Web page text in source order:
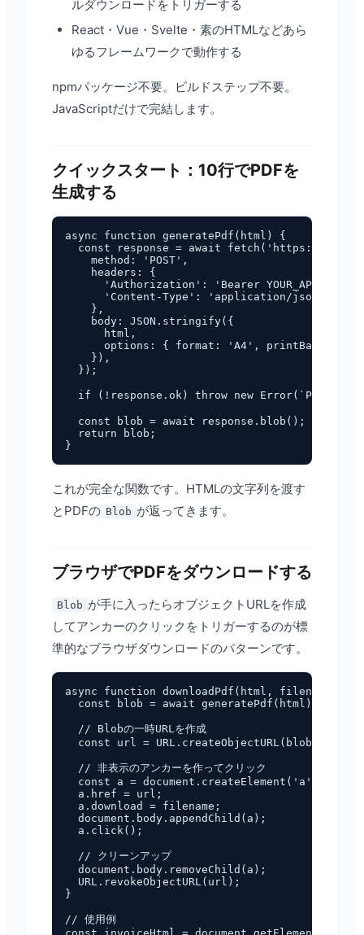
ルダウンロードをトリガーする
React・Vue・Svelte・素のHTMLなどあら
ゆるフレームワークで動作する
npmパッケージ不要。ビルドステップ不要。
JavaScriptだけで完結します。
クイックスタート：10行でPDFを
生成する
async function generatePdf(html) {
const response = await fetch('https://
    method: 'POST',
    headers: {
      'Authorization': 'Bearer YOUR_API_KEY',
      'Content-Type': 'application/json',
    },
    body: JSON.stringify({
      html,
options: { format: 'A4',
    }),
  });
if (!response.ok) throw new Error(`PDF生成に
  const blob = await response.blob();
  return blob;
これが完全な関数です。HTMLの文字列を渡す
とPDFの Blob が返ってきます。
ブラウザでPDFをダウンロードする
Blob が手に入ったらオブジェクトURLを作成
してアンカーのクリックをトリガーするのが標
準的なブラウザダウンロードのパターンです。
async function downloadPdf(html, filename =
  const blob = await generatePdf(html);
  // Blobの一時URLを作成
  const url = URL.createObjectURL(blob);
  // 非表示のアンカーを作ってクリック
  const a = document.createElement('a');
  a.href = url;
  a.download = filename;
  document.body.appendChild(a);
  a.click();
  // クリーンアップ
  document.body.removeChild(a);
  URL.revokeObjectURL(url);
}
// 使用例